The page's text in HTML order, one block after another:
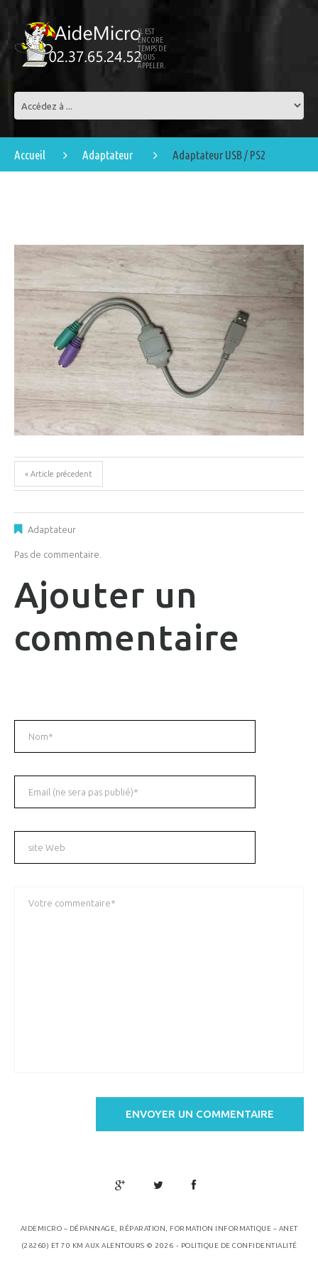
IL EST
ENCORE
TEMPS DE
NOUS
APPELER.
Accueil Adaptateur Adaptateur USB / PS2
« Article précedent
Adaptateur
Pas de commentaire.
Ajouter un
commentaire
AIDEMICRO – DÉPANNAGE, RÉPARATION, FORMATION INFORMATIQUE – ANET
(28260) ET 70 KM AUX ALENTOURS © 2026 . POLITIQUE DE CONFIDENTIALITÉ